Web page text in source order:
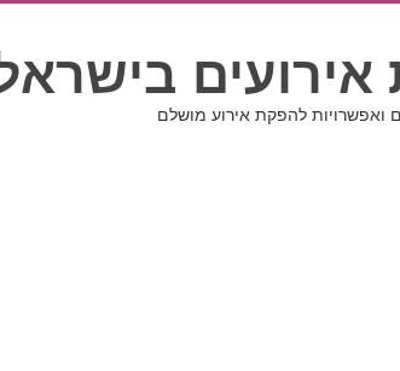
ואפשרויות להפקת אירוע מושלם